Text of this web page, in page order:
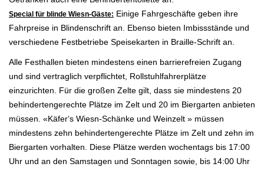
Special für blinde Wiesn-Gäste: Einige Fahrgeschäfte geben ihre
Fahrpreise in Blindenschrift an. Ebenso bieten Imbissstände und
verschiedene Festbetriebe Speisekarten in Braille-Schrift an.
Alle Festhallen bieten mindestens einen barrierefreien Zugang
und sind vertraglich verpflichtet, Rollstuhlfahrerplätze
einzurichten. Für die großen Zelte gilt, dass sie mindestens 20
behindertengerechte Plätze im Zelt und 20 im Biergarten anbieten
müssen. «Käfer‘s Wiesn-Schänke und Weinzelt » müssen
mindestens zehn behindertengerechte Plätze im Zelt und zehn im
Biergarten vorhalten. Diese Plätze werden wochentags bis 17:00
Uhr und an den Samstagen und Sonntagen sowie, bis 14:00 Uhr